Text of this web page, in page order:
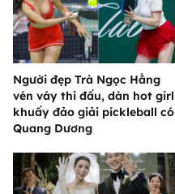
Người đẹp Trà Ngọc Hằng
vén váy thi đấu, dàn hot girl
khuấy đảo giải pickleball có
Quang Dương